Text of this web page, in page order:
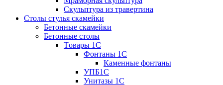
Скульптура из травертина
Столы стулья скамейки
Бетонные скамейки
Бетонные столы
Tовары 1C
Фонтаны 1C
Каменные фонтаны
УПБ1С
Унитазы 1С